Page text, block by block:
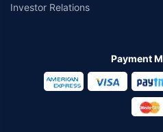
Investor Relations
Payment